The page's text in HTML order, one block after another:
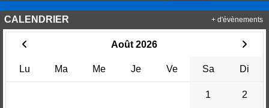
CALENDRIER
Août 2026
Lu Ma Me Je Ve Sa Di
1 2
+ d'évènements